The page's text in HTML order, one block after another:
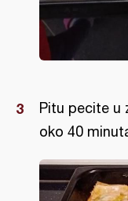
Pitu pecite u
oko 40